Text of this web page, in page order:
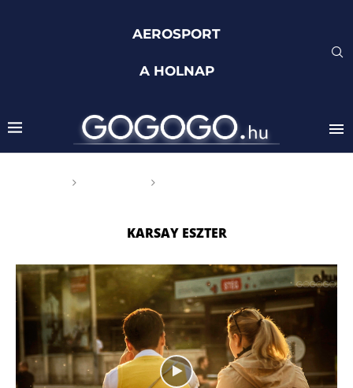
AEROSPORT
A HOLNAP
KARSAY ESZTER